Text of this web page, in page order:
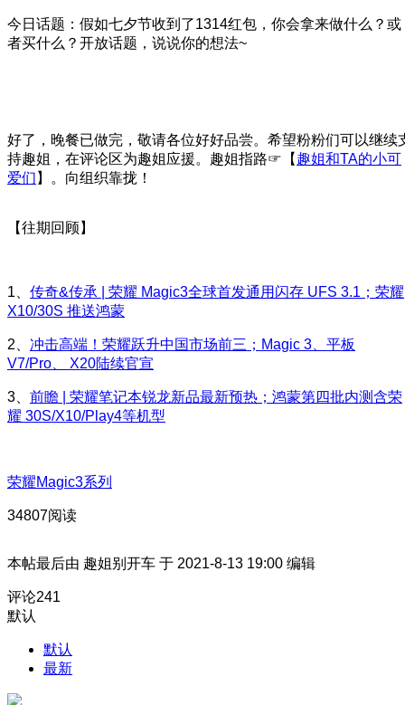
今日话题：假如七夕节收到了1314红包，你会拿来做什么？或
者买什么？开放话题，说说你的想法~
好了，晚餐已做完，敬请各位好好品尝。希望粉粉们可以继续
持趣姐，在评论区为趣姐应援。趣姐指路☞【 趣姐和TA的小可
爱们 】。向组织靠拢！
【往期回顾】
1、 传奇&传承 | 荣耀 Magic3全球首发通用闪存 UFS 3.1；荣耀
X10/30S 推送鸿蒙
2、 冲击高端！荣耀跃升中国市场前三；Magic 3、平板
V7/Pro、 X20陆续官宣
3、 前瞻 | 荣耀笔记本锐龙新品最新预热；鸿蒙第四批内测含荣
耀 30S/X10/Play4等机型
荣耀Magic3系列
34807阅读
本帖最后由 趣姐别开车 于 2021-8-13 19:00 编辑
评论241
默认
默认
最新